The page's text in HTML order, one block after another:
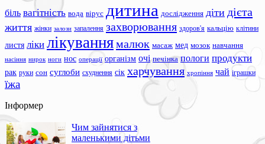
біль вагітність вода вірус дитина дослідження діти дієта
життя жінки залози запалення захворювання здоров'я кальцію клітини
листя ліки лікуваннямалюк масаж мед мозок навчання
насіння нирок ноги нос операції організм очі печінка пологи продукти
рак руки сон суглоби схуднення сік харчування хропіння чай іграшки
їжа
Інформер
Чим зайнятися з
маленькими дітьми